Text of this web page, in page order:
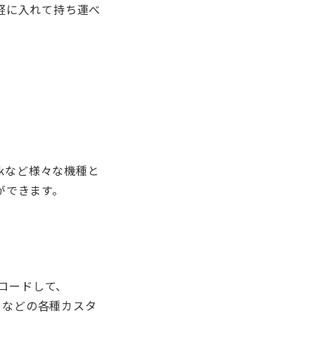
に入れて持ち運べ
ど様々な機種と
きます。
ドして、
どの各種カスタ